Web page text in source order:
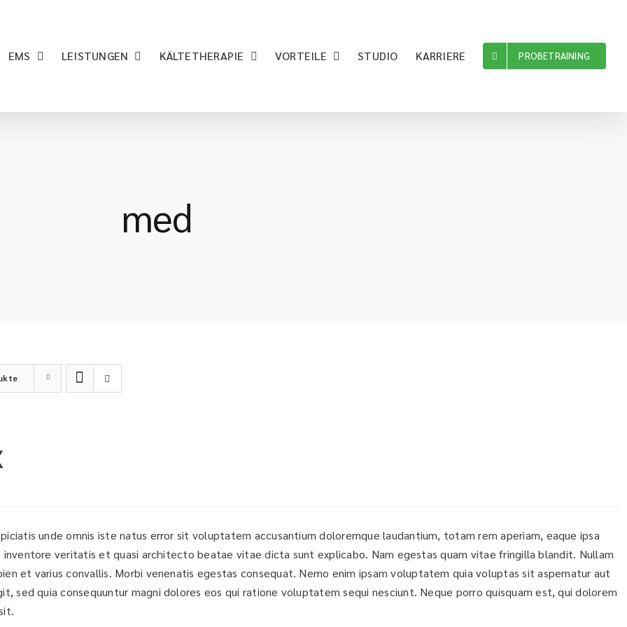
EMS LEISTUNGEN KÄLTETHERAPIE VORTEILE STUDIO KARRIERE PROBETRAINING
med
unde omnis iste natus error sit voluptatem accusantium doloremque laudantium, totam rem aperiam, eaque ipsa
inventore veritatis et quasi architecto beatae vitae dicta sunt explicabo. Nam egestas quam vitae fringilla blandit. Nullam
et varius convallis. Morbi venenatis egestas consequat. Nemo enim ipsam voluptatem quia voluptas sit aspernatur aut
sed quia consequuntur magni dolores eos qui ratione voluptatem sequi nesciunt. Neque porro quisquam est, qui dolorem